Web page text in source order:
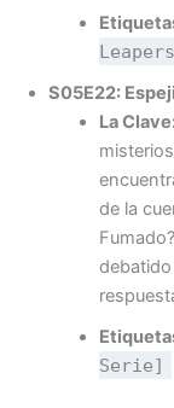
S05E22:
La
de la
Serie]